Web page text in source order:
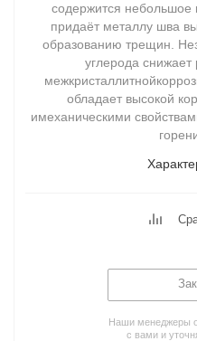
содержится небольшое
придаёт металлу шва
образованию трещин.
углерода снижает
обладает высокой
имеханическими
Наши менеджеры
с вами и